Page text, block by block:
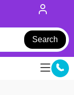
Search